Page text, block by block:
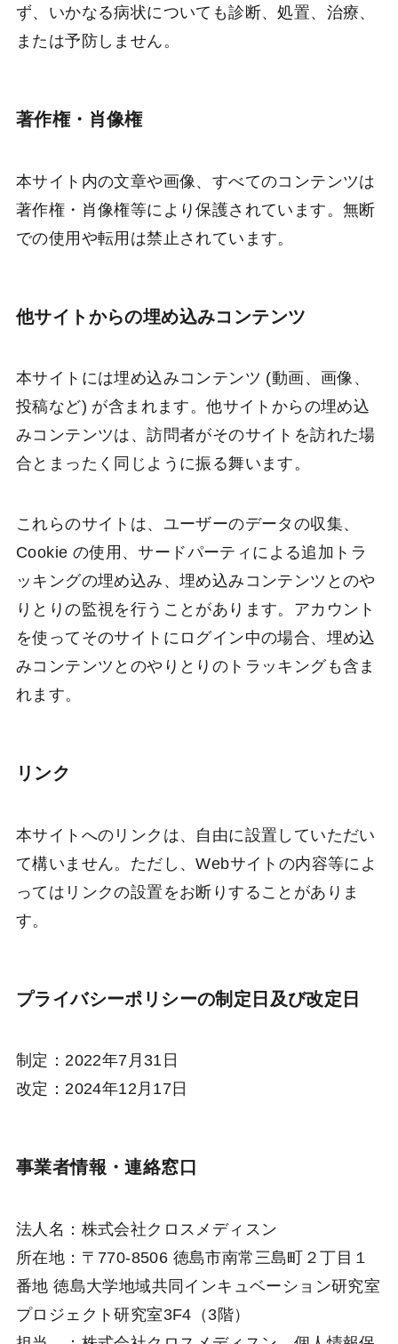
ず、いかなる病状についても診断、処置、治療、
または予防しません。
著作権・肖像権
本サイト内の文章や画像、すべてのコンテンツは
著作権・肖像権等により保護されています。無断
での使用や転用は禁止されています。
他サイトからの埋め込みコンテンツ
本サイトには埋め込みコンテンツ (動画、画像、
投稿など) が含まれます。他サイトからの埋め込
みコンテンツは、訪問者がそのサイトを訪れた場
合とまったく同じように振る舞います。
これらのサイトは、ユーザーのデータの収集、
Cookie の使用、サードパーティによる追加トラ
ッキングの埋め込み、埋め込みコンテンツとのや
りとりの監視を行うことがあります。アカウント
を使ってそのサイトにログイン中の場合、埋め込
みコンテンツとのやりとりのトラッキングも含ま
れます。
リンク
本サイトへのリンクは、自由に設置していただい
て構いません。ただし、Webサイトの内容等によ
ってはリンクの設置をお断りすることがありま
す。
プライバシーポリシーの制定日及び改定日
制定：2022年7月31日
改定：2024年12月17日
事業者情報・連絡窓口
法人名：株式会社クロスメディスン
所在地：〒770-8506 徳島市南常三島町２丁目１
番地 徳島大学地域共同インキュベーション研究室
プロジェクト研究室3F4（3階）